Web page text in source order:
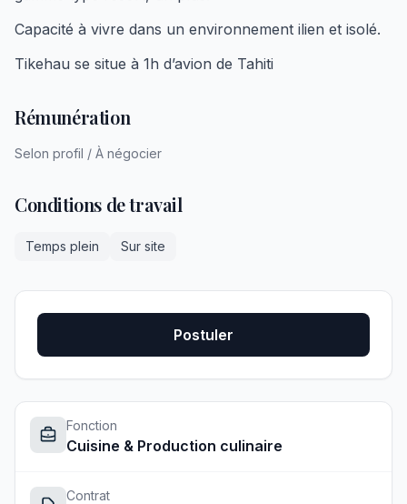
Capacité à vivre dans un environnement ilien et isolé.
Tikehau se situe à 1h d’avion de Tahiti
Rémunération
Selon profil / À négocier
Conditions de travail
Temps plein Sur site
Postuler
Fonction
Cuisine & Production culinaire
Contrat